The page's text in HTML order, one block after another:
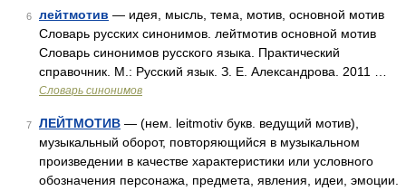
6 лейтмотив — идея, мысль, тема, мотив, основной мотив
Словарь русских синонимов. лейтмотив основной мотив
Словарь синонимов русского языка. Практический
справочник. М.: Русский язык. З. Е. Александрова. 2011 …
Словарь синонимов
7 ЛЕЙТМОТИВ — (нем. leitmotiv букв. ведущий мотив),
музыкальный оборот, повторяющийся в музыкальном
произведении в качестве характеристики или условного
обозначения персонажа, предмета, явления, идеи, эмоции.